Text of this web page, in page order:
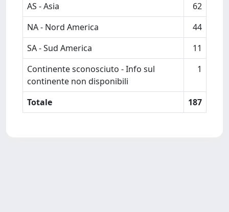
AS - Asia
62
NA - Nord America
44
SA - Sud America
11
Continente sconosciuto - Info sul
continente non disponibili
1
Totale 187